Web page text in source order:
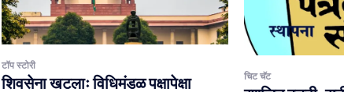
टॉप स्टोरी
शिवसेना खटलाः विधिमंडळ पक्षापेक्षा चिट चॅट